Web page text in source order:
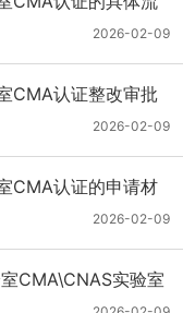
2026-02-09
CMA认证整改审批
2026-02-09
CMA认证的申请材
2026-02-09
CMA\CNAS实验室